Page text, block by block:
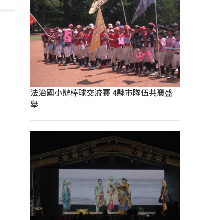
法治國小辦棒球交流賽 4縣市隊伍共襄盛
舉